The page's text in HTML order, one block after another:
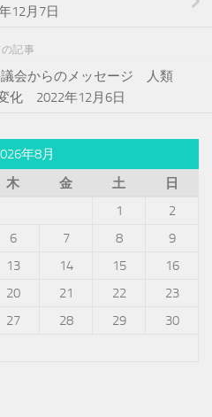
12月7日
記事
議会からのメッセージ 人類
化 2022年12月6日
年8月
木 金 土
日
1
2
6 7 8
9
13 14 15
16
20 21 22
23
27 28 29
30